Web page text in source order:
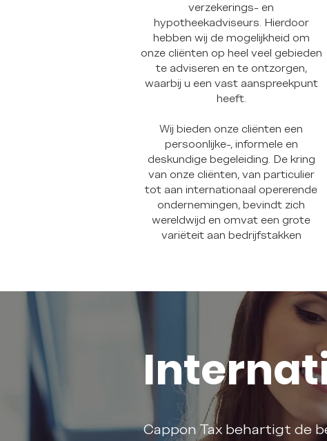
verzekerings- en
hypotheekadviseurs. Hierdoor
hebben wij de mogelijkheid om
onze cliënten op heel veel gebieden
te adviseren en te ontzorgen,
waarbij u een vast aanspreekpunt
heeft.
Wij bieden onze cliënten een
persoonlijke-, informele en
deskundige begeleiding. De kring
van onze cliënten, van particulier
tot aan internationaal opererende
ondernemingen, bevindt zich
wereldwijd en omvat een grote
variëteit aan bedrijfstakken
Cappon Tax behartigt de